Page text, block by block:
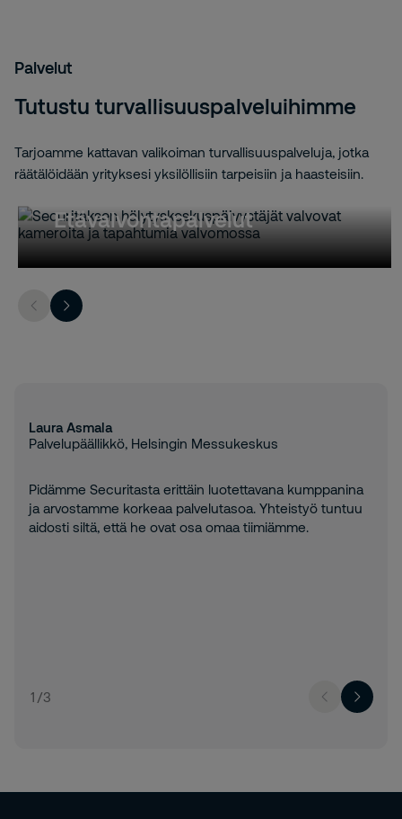
Palvelut
Tutustu turvallisuuspalveluihimme
Tarjoamme kattavan valikoiman turvallisuuspalveluja, jotka
räätälöidään yrityksesi yksilöllisiin tarpeisiin ja haasteisiin.
Etävalvontapalvelut
Laura Asmala
Palvelupäällikkö, Helsingin Messukeskus
Pidämme Securitasta erittäin luotettavana kumppanina
ja arvostamme korkeaa palvelutasoa. Yhteistyö tuntuu
aidosti siltä, että he ovat osa omaa tiimiämme.
1 /3